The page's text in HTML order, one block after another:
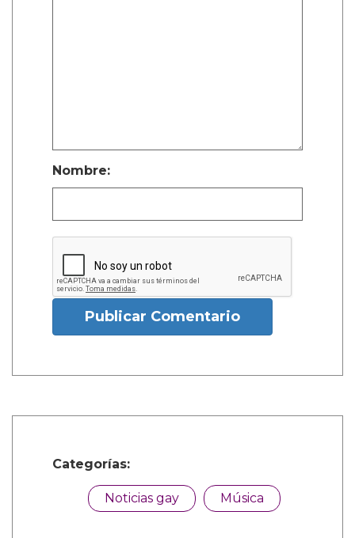
Nombre:
Publicar Comentario
Categorías:
Noticias gay Música